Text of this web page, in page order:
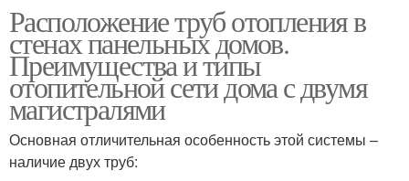
Расположение труб отопления в
стенах панельных домов.
Преимущества и типы
отопительной сети дома с двумя
магистралями
Основная отличительная особенность этой системы –
наличие двух труб: